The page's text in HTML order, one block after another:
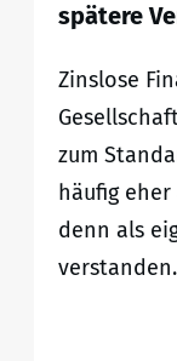
spätere
Zinslose
zum
häufig
denn als
verstanden.